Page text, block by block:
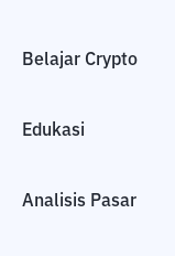
Belajar Crypto
Edukasi
Analisis Pasar